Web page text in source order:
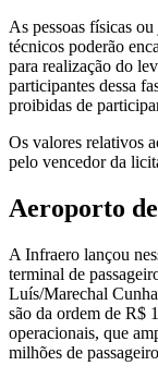
As pessoas físicas
técnicos poderão
para realização do
participantes dessa
proibidas de
Os valores relativos
pelo vencedor da
Aeroporto
A Infraero lançou
terminal de
Luís/Marechal
são da ordem de R$
operacionais, que
milhões de